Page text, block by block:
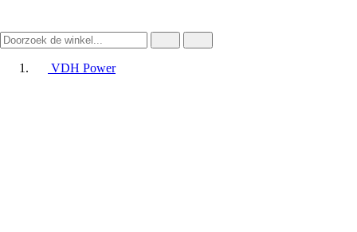
VDH Power